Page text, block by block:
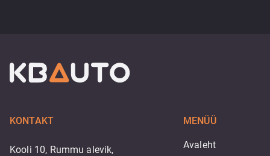
KONTAKT
Kooli 10, Rummu alevik,
MENÜÜ
Avaleht